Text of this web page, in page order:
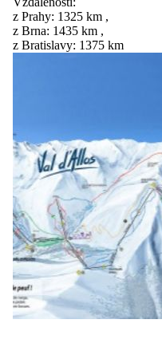
z Prahy: 1325 km ,
z Brna: 1435 km ,
z Bratislavy: 1375 km